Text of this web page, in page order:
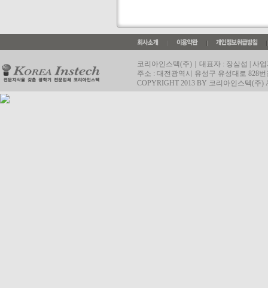
코리아인스텍(주)｜대표자 : 장삼섭 | 사업
주소 : 대전광역시 유성구 유성대로 828번
COPYRIGHT 2013 BY 코리아인스텍(주)